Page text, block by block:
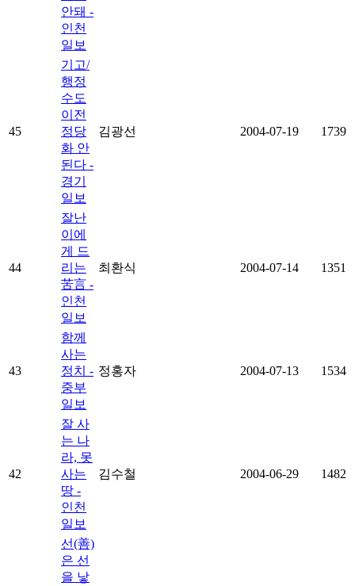
안돼 -
인천
일보
45
기고/
행정
수도
이전
정당
화 안
된다 -
경기
일보
김광선 2004-07-19 1739
44
잘난
이에
게 드
리는
苦言 -
인천
일보
최환식 2004-07-14 1351
43
함께
사는
정치 -
중부
일보
정홍자 2004-07-13 1534
42
잘 사
는 나
라, 못
사는
땅 -
인천
일보
김수철 2004-06-29 1482
선(善)
은 선
을 낳